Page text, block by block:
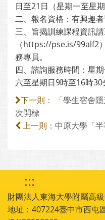
日至21日（星期一至星
二、報名資格：有興趣者
三、旨揭訓練課程資訊
（https://pse.is/99alf2
務專員。
四、諮詢服務時間：星
六至星期日9時至16時30
下一則：
「學生宿舍
次開標
上一則： 中原大學「半
:::
財團法人東海大學附屬高
地址：407224臺中市西屯